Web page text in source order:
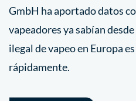
GmbH ha aportado datos
vapeadores ya sabían
ilegal de vapeo en Europa
rápidamente.